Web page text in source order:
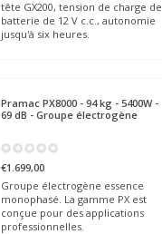
tête GX200, tension de charge de
batterie de 12 V c.c., autonomie
jusqu'à six heures.
PramacPX8000 - 94 kg - 5400W -
69 dB - Groupe électrogène
€1.699,00
Groupe électrogène essence
monophasé. La gamme PX est
conçue pour des applications
professionnelles.